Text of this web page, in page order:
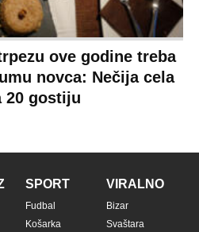
ove godine treba
novca: Nečija cela
20 gostiju
SPORT
Fudbal
Košarka
VIRALNO
Bizar
Svaštara